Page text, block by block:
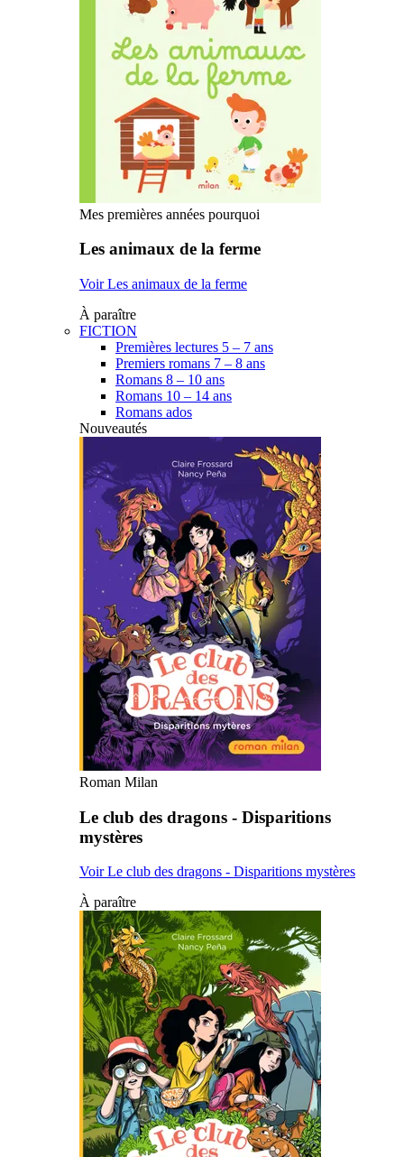
Mes premières années pourquoi
Les animaux de la ferme
Voir Les animaux de la ferme
À paraître
FICTION
Premières lectures 5 – 7 ans
Premiers romans 7 – 8 ans
Romans 8 – 10 ans
Romans 10 – 14 ans
Romans ados
Nouveautés
Roman Milan
Le club des dragons - Disparitions
mystères
Voir Le club des dragons - Disparitions mystères
À paraître